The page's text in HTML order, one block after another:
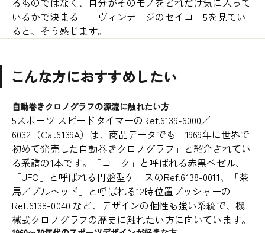
いるかで決まる——ヴィンテージのセイコー5を見てい
ると、そう感じます。
こんな方におすすめしたい
自動巻きクロノグラフの源流に触れたい方
5スポーツ スピードタイマーのRef.6139-6000／
6032（Cal.6139A）は、商品データでも「1969年に世界で
初めて発売した自動巻きクロノグラフ」と紹介されてい
る系譜の1本です。「コーク」と呼ばれる赤黒ベゼル、
「UFO」と呼ばれる円盤型ケースのRef.6138-0011、「茶
馬／ブルヘッド」と呼ばれる12時位置プッシャーの
Ref.6138-0040 など、デザインの個性も強い系統で、機
械式クロノグラフの歴史に触れたい方に向いています。